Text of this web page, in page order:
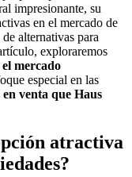
impresionante, su
en el mercado de
alternativas para
exploraremos
mercado
especial en las
venta que Haus
atractiva